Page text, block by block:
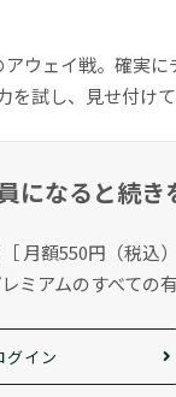
ウェイ戦。確実
試し、見せ付けて
になると続き
月額550円（税込
ミアムのすべての
グイン